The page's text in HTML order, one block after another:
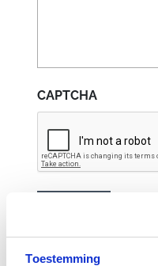
Toestemming
CAPTCHA